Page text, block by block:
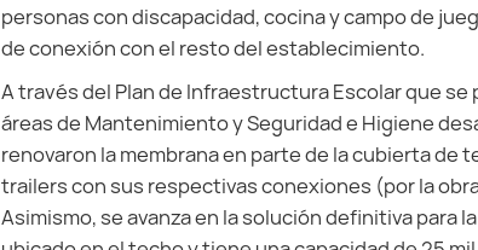
personas con discapacidad, cocina y campo de
de conexión con el resto del establecimiento.
A través del Plan de Infraestructura Escolar que
áreas de Mantenimiento y Seguridad e Higiene
renovaron la membrana en parte de la cubierta
trailers con sus respectivas conexiones (por la
Asimismo, se avanza en la solución definitiva para